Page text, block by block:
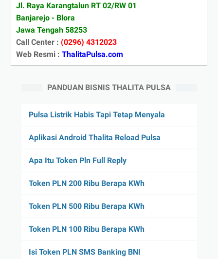
Jl. Raya Karangtalun RT 02/RW 01
Banjarejo - Blora
Jawa Tengah 58253
Call Center : (0296) 4312023
Web Resmi : ThalitaPulsa.com
PANDUAN BISNIS THALITA PULSA
Pulsa Listrik Habis Tapi Tetap Menyala
Aplikasi Android Thalita Reload Pulsa
Apa Itu Token Pln Full Reply
Token PLN 200 Ribu Berapa KWh
Token PLN 500 Ribu Berapa KWh
Token PLN 100 Ribu Berapa KWh
Isi Token PLN SMS Banking BNI